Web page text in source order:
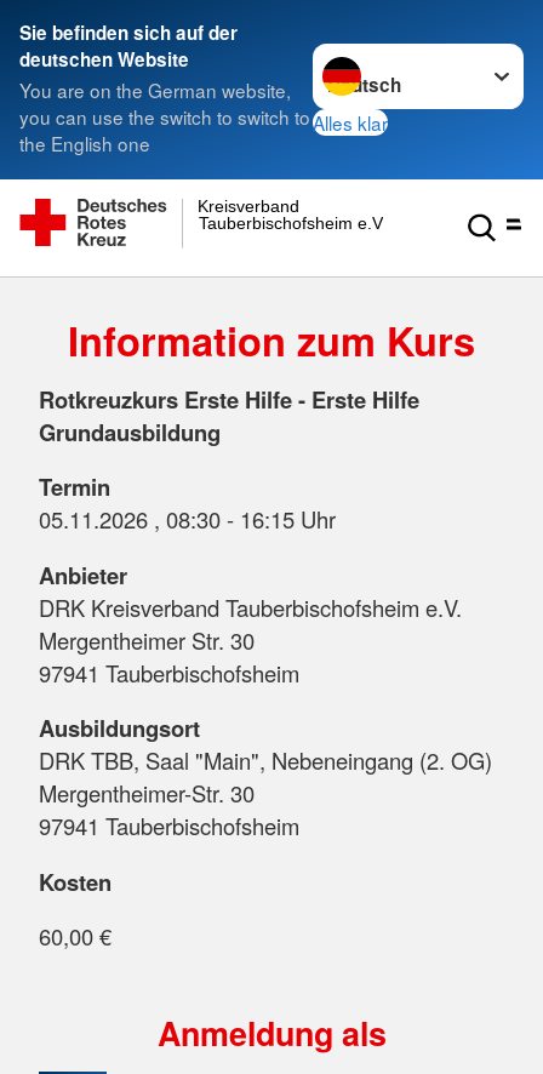
Sie befinden sich auf der
deutschen Website
You are on the German website,
you can use the switch to switch to
the English one
Sprache wechseln zu
Alles klar
Tauberbischofsheim e.V.
Kreisverband
Information zum Kurs
Rotkreuzkurs Erste Hilfe - Erste Hilfe
Grundausbildung
Termin
05.11.2026 , 08:30 - 16:15 Uhr
Anbieter
DRK Kreisverband Tauberbischofsheim e.V.
Mergentheimer Str. 30
97941 Tauberbischofsheim
Ausbildungsort
DRK TBB, Saal "Main", Nebeneingang (2. OG)
Mergentheimer-Str. 30
97941 Tauberbischofsheim
Kosten
60,00 €
Anmeldung als